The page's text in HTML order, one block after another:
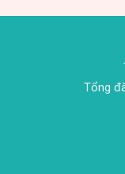
Tổng